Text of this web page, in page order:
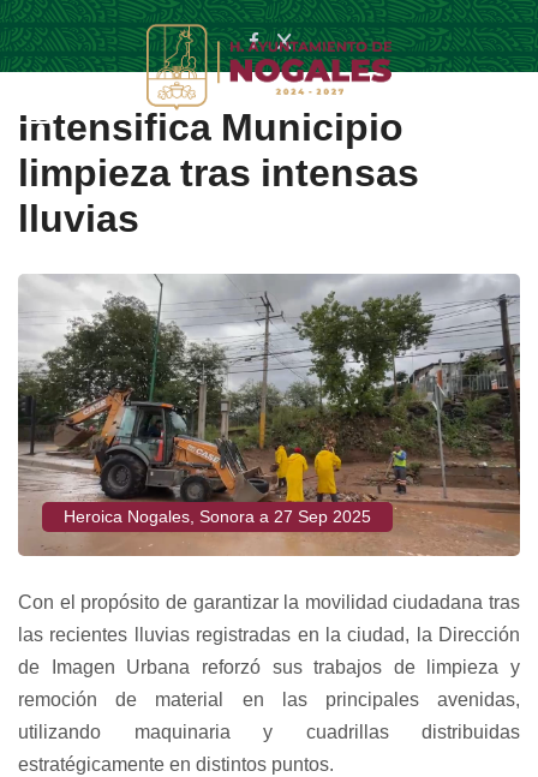
Intensifica Municipio
limpieza tras intensas
lluvias
Heroica Nogales, Sonora a 27 Sep 2025
Con el propósito de garantizar la movilidad ciudadana tras
las recientes lluvias registradas en la ciudad, la Dirección
de Imagen Urbana reforzó sus trabajos de limpieza y
remoción de material en las principales avenidas,
utilizando maquinaria y cuadrillas distribuidas
estratégicamente en distintos puntos.